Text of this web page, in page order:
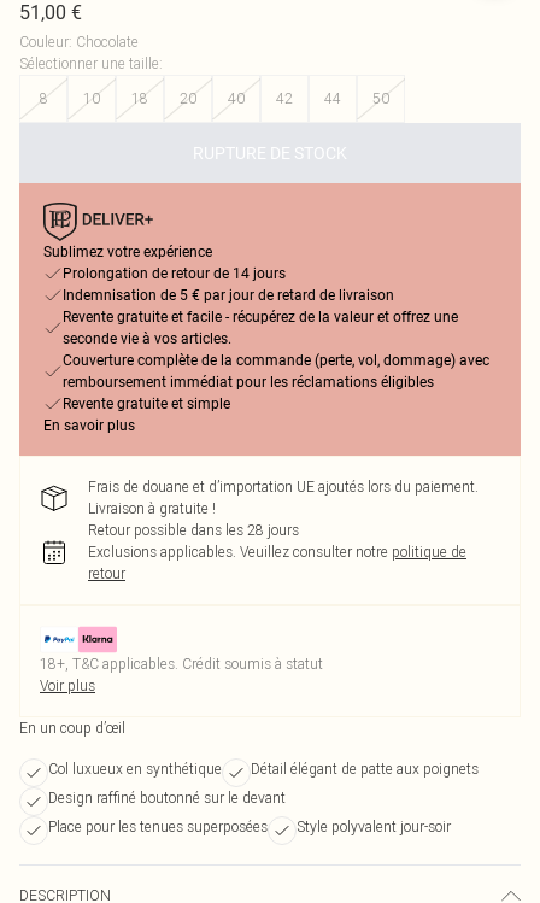
51,00 €
Couleur: Chocolate
Sélectionner une taille:
8
10 18 20 40 42 44 50
RUPTURE DE STOCK
Sublimez votre expérience
Prolongation de retour de 14 jours
Indemnisation de 5 € par jour de retard de livraison
Revente gratuite et facile - récupérez de la valeur et offrez une
seconde vie à vos articles.
Couverture complète de la commande (perte, vol, dommage) avec
remboursement immédiat pour les réclamations éligibles
Revente gratuite et simple
En savoir plus
Frais de douane et d’importation UE ajoutés lors du paiement.
Livraison à gratuite !
Retour possible dans les 28 jours
Exclusions applicables. Veuillez consulter notre politique de
retour
18+, T&C applicables. Crédit soumis à statut
Voir plus
En un coup d’œil
Col luxueux en synthétique
Détail élégant de patte aux poignets
Design raffiné boutonné sur le devant
Place pour les tenues superposées
Style polyvalent jour-soir
DESCRIPTION